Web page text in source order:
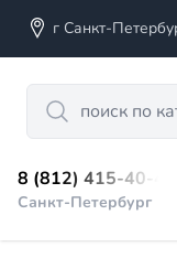
г Санкт-
Search
8 (812) 415-40-45
Санкт-Петербург